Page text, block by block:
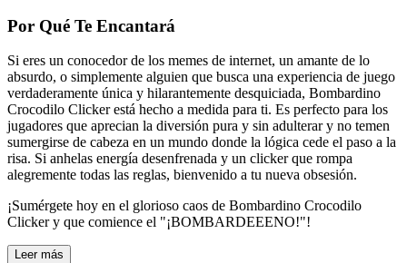
Por Qué Te Encantará
Si eres un conocedor de los memes de internet, un amante de lo
absurdo, o simplemente alguien que busca una experiencia de juego
verdaderamente única y hilarantemente desquiciada, Bombardino
Crocodilo Clicker está hecho a medida para ti. Es perfecto para los
jugadores que aprecian la diversión pura y sin adulterar y no temen
sumergirse de cabeza en un mundo donde la lógica cede el paso a la
risa. Si anhelas energía desenfrenada y un clicker que rompa
alegremente todas las reglas, bienvenido a tu nueva obsesión.
¡Sumérgete hoy en el glorioso caos de Bombardino Crocodilo
Clicker y que comience el "¡BOMBARDEEENO!"!
Leer más